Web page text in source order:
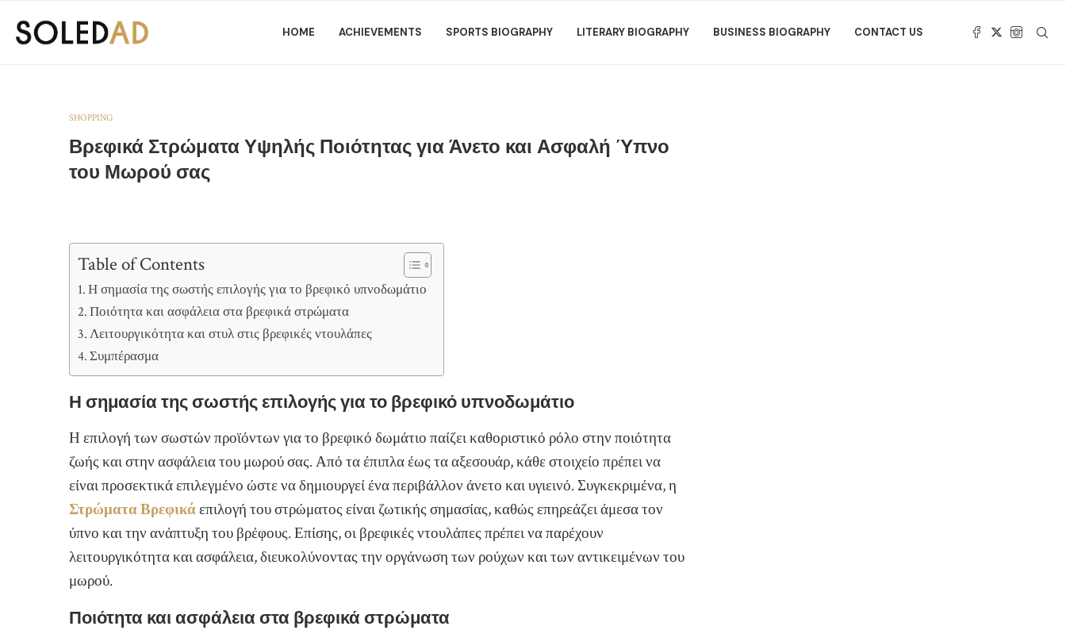
HOME ACHIEVEMENTS SPORTS BIOGRAPHY LITERARY BIOGRAPHY BUSINESS BIOGRAPHY CONTACT US
SHOPPING
Βρεφικά Στρώματα Υψηλής Ποιότητας για Άνετο και Ασφαλή Ύπνο
του Μωρού σας
Table of Contents
Η σημασία της σωστής επιλογής για το βρεφικό υπνοδωμάτιο
Ποιότητα και ασφάλεια στα βρεφικά στρώματα
Λειτουργικότητα και στυλ στις βρεφικές ντουλάπες
Συμπέρασμα
Η σημασία της σωστής επιλογής για το βρεφικό υπνοδωμάτιο
Η επιλογή των σωστών προϊόντων για το βρεφικό δωμάτιο παίζει καθοριστικό ρόλο στην ποιότητα
ζωής και στην ασφάλεια του μωρού σας. Από τα έπιπλα έως τα αξεσουάρ, κάθε στοιχείο πρέπει να
είναι προσεκτικά επιλεγμένο ώστε να δημιουργεί ένα περιβάλλον άνετο και υγιεινό. Συγκεκριμένα, η
Στρώματα Βρεφικάεπιλογή του στρώματος είναι ζωτικής σημασίας, καθώς επηρεάζει άμεσα τον
ύπνο και την ανάπτυξη του βρέφους. Επίσης, οι βρεφικές ντουλάπες πρέπει να παρέχουν
λειτουργικότητα και ασφάλεια, διευκολύνοντας την οργάνωση των ρούχων και των αντικειμένων του
μωρού.
Ποιότητα και ασφάλεια στα βρεφικά στρώματα